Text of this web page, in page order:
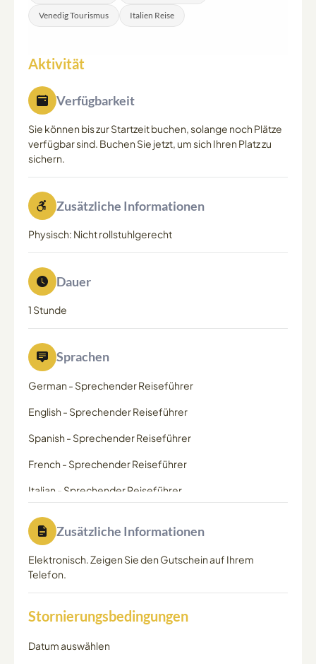
Venedig Tourismus Italien Reise
Aktivität
Verfügbarkeit
Sie können bis zur Startzeit buchen, solange noch Plätze
verfügbar sind. Buchen Sie jetzt, um sich Ihren Platz zu
sichern.
Zusätzliche Informationen
Physisch: Nicht rollstuhlgerecht
Dauer
1 Stunde
Sprachen
German - Sprechender Reiseführer
English - Sprechender Reiseführer
Spanish - Sprechender Reiseführer
French - Sprechender Reiseführer
Italian - Sprechender Reiseführer
Japanese
Portuguese
Zusätzliche Informationen
Elektronisch. Zeigen Sie den Gutschein auf Ihrem
Telefon.
Stornierungsbedingungen
Datum auswählen